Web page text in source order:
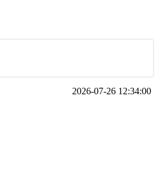
2026-07-26 12:34:00